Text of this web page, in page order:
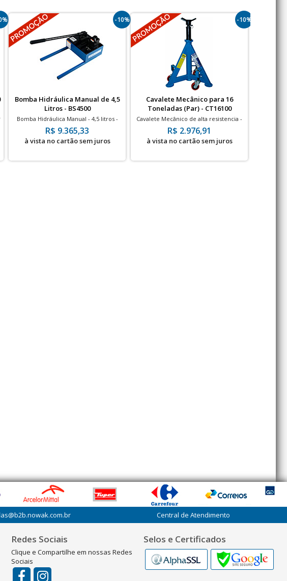
-10%
Bomba Hidráulica Manual de 4,5
Litros - BS4500
Bomba Hidráulica Manual - 4,5 litros -
700bar
R$ 9.365,33
à vista no cartão sem juros
-10%
Cavalete Mecânico para 16
Toneladas (Par) - CT16100
Cavalete Mecânico de alta resistencia -
Alt. mínima 660mm - Par
R$ 2.976,91
à vista no cartão sem juros
Central de Atendimento
Redes Sociais
Clique e Compartilhe em nossas Redes
Sociais
Selos e Certificados